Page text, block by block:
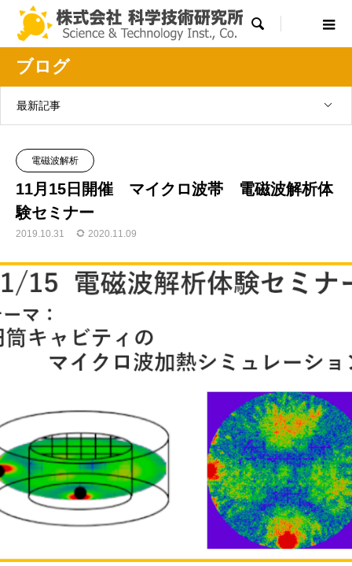

ブログ
最新記事
電磁波解析
11月15日開催 マイクロ波帯 電磁波解析体
験セミナー
2019.10.31 2020.11.09